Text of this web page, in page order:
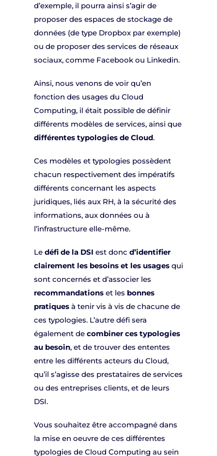
d’exemple, il pourra ainsi s’agir de
proposer des espaces de stockage de
données (de type Dropbox par exemple)
ou de proposer des services de réseaux
sociaux, comme Facebook ou Linkedin.
Ainsi, nous venons de voir qu’en
fonction des usages du Cloud
Computing, il était possible de définir
différents modèles de services, ainsi que
différentes typologies de Cloud.
Ces modèles et typologies possèdent
chacun respectivement des impératifs
différents concernant les aspects
juridiques, liés aux RH, à la sécurité des
informations, aux données ou à
l’infrastructure elle-même.
Ledéfi de la DSI est donc d’identifier
clairement les besoins et les usagesqui
sont concernés et d’associer les
recommandationset les bonnes
pratiquesà tenir vis à vis de chacune de
ces typologies. L’autre défi sera
également decombiner ces typologies
au besoin, et de trouver des ententes
entre les différents acteurs du Cloud,
qu’il s’agisse des prestataires de services
ou des entreprises clients, et de leurs
DSI.
Vous souhaitez être accompagné dans
la mise en oeuvre de ces différentes
typologies de Cloud Computing au sein